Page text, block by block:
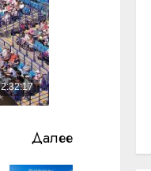
Далее